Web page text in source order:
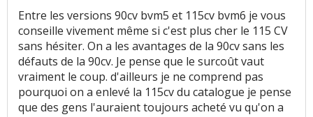
Entre les versions 90cv bvm5 et 115cv bvm6 je vous
conseille vivement même si c'est plus cher le 115 CV
sans hésiter. On a les avantages de la 90cv sans les
défauts de la 90cv. Je pense que le surcoût vaut
vraiment le coup. d'ailleurs je ne comprend pas
pourquoi on a enlevé la 115cv du catalogue je pense
que des gens l'auraient toujours acheté vu qu'on a